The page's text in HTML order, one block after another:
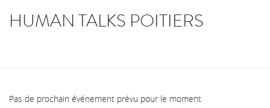
HUMAN TALKS POITIERS
Pas de prochain événement prévu pour le moment